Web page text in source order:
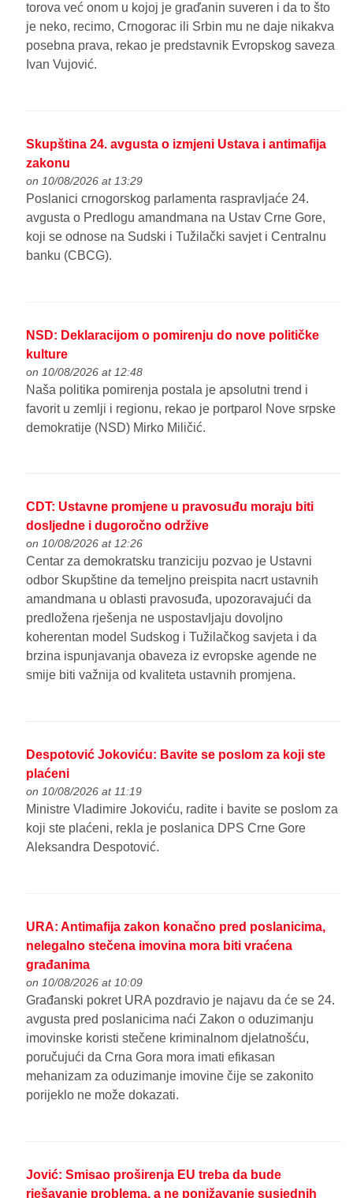
torova već onom u kojoj je graďanin suveren i da to što
je neko, recimo, Crnogorac ili Srbin mu ne daje nikakva
posebna prava, rekao je predstavnik Evropskog saveza
Ivan Vujović.
Skupština 24. avgusta o izmjeni Ustava i antimafija
zakonu
on 10/08/2026 at 13:29
Poslanici crnogorskog parlamenta raspravljaće 24.
avgusta o Predlogu amandmana na Ustav Crne Gore,
koji se odnose na Sudski i Tužilački savjet i Centralnu
banku (CBCG).
NSD: Deklaracijom o pomirenju do nove političke
kulture
on 10/08/2026 at 12:48
Naša politika pomirenja postala je apsolutni trend i
favorit u zemlji i regionu, rekao je portparol Nove srpske
demokratije (NSD) Mirko Miličić.
CDT: Ustavne promjene u pravosuđu moraju biti
dosljedne i dugoročno održive
on 10/08/2026 at 12:26
Centar za demokratsku tranziciju pozvao je Ustavni
odbor Skupštine da temeljno preispita nacrt ustavnih
amandmana u oblasti pravosuđa, upozoravajući da
predložena rješenja ne uspostavljaju dovoljno
koherentan model Sudskog i Tužilačkog savjeta i da
brzina ispunjavanja obaveza iz evropske agende ne
smije biti važnija od kvaliteta ustavnih promjena.
Despotović Jokoviću: Bavite se poslom za koji ste
plaćeni
on 10/08/2026 at 11:19
Ministre Vladimire Jokoviću, radite i bavite se poslom za
koji ste plaćeni, rekla je poslanica DPS Crne Gore
Aleksandra Despotović.
URA: Antimafija zakon konačno pred poslanicima,
nelegalno stečena imovina mora biti vraćena
građanima
on 10/08/2026 at 10:09
Građanski pokret URA pozdravio je najavu da će se 24.
avgusta pred poslanicima naći Zakon o oduzimanju
imovinske koristi stečene kriminalnom djelatnošću,
poručujući da Crna Gora mora imati efikasan
mehanizam za oduzimanje imovine čije se zakonito
porijeklo ne može dokazati.
Jović: Smisao proširenja EU treba da bude
rješavanje problema, a ne ponižavanje susjednih